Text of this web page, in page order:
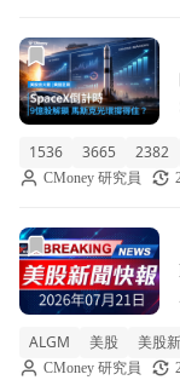
前往【美股巨頭
1536 3665 2382
CMoney 研究員
前往【21:31 即時
ALGM 美股 美股
CMoney 研究員